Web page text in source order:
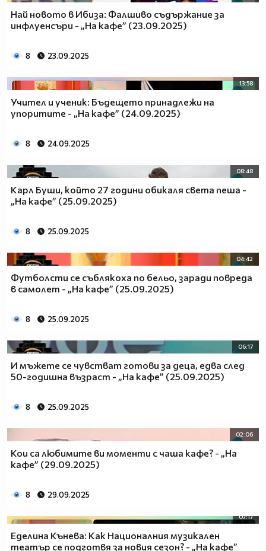
Най новото в Ибиза: Фалшиво съдържание за
инфлуенсъри - „На кафе” (23.09.2025)
8 23.09.2025
13:58
Учител и ученик: Бъдещето принадлежи на
упоритите - „На кафе” (24.09.2025)
8 24.09.2025
08:48
Карл Буши, който 27 години обикаля света пеша -
„На кафе” (25.09.2025)
8 25.09.2025
04:42
Футболсти се съблякоха по бельо, заради повреда
в самолет - „На кафе” (25.09.2025)
8 25.09.2025
06:17
И мъжете се чувстват готови за деца, едва след
50-годишна възраст - „На кафе” (25.09.2025)
8 25.09.2025
02:06
Кои са любимите ви моменти с чаша кафе? - „На
кафе” (29.09.2025)
8 29.09.2025
07:17
Еделина Кънева: Как Националния музикален
театър се подготвя за новия сезон? - „На кафе”